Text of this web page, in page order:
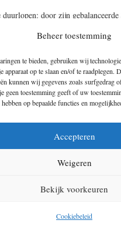
Beheer toestemming
te bieden, gebruiken wij
apparaat op te slaan en/of te raadplegen.
kunnen wij gegevens zoals surfgedrag
geen toestemming geeft of uw
op bepaalde functies en
Accepteren
Weigeren
Bekijk voorkeuren
Cookiebeleid
duurlopen: door zijn
18 tijdens rustige trainingen en
gevoel. De schoen blijft
je benen langzaam vermoeid
verzwikte enkel besparen.
afwerken, maar
zijn. Je voelt tijdens het
maar niet de energieteruggave
in is. Van begin tot eind ervaar je